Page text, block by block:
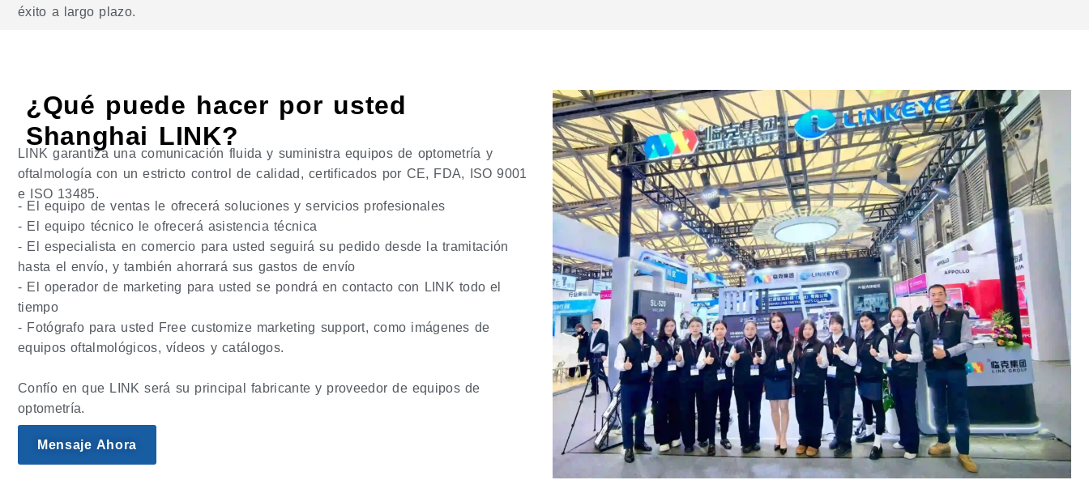
éxito a largo plazo.
¿Qué puede hacer por usted
Shanghai LINK?
LINK garantiza una comunicación fluida y suministra equipos de optometría y
oftalmología con un estricto control de calidad, certificados por CE, FDA, ISO 9001
e ISO 13485.
- El equipo de ventas le ofrecerá soluciones y servicios profesionales
- El equipo técnico le ofrecerá asistencia técnica
- El especialista en comercio para usted seguirá su pedido desde la tramitación
hasta el envío, y también ahorrará sus gastos de envío
- El operador de marketing para usted se pondrá en contacto con LINK todo el
tiempo
- Fotógrafo para usted Free customize marketing support, como imágenes de
equipos oftalmológicos, vídeos y catálogos.
Confío en que LINK será su principal fabricante y proveedor de equipos de
optometría.
Mensaje Ahora